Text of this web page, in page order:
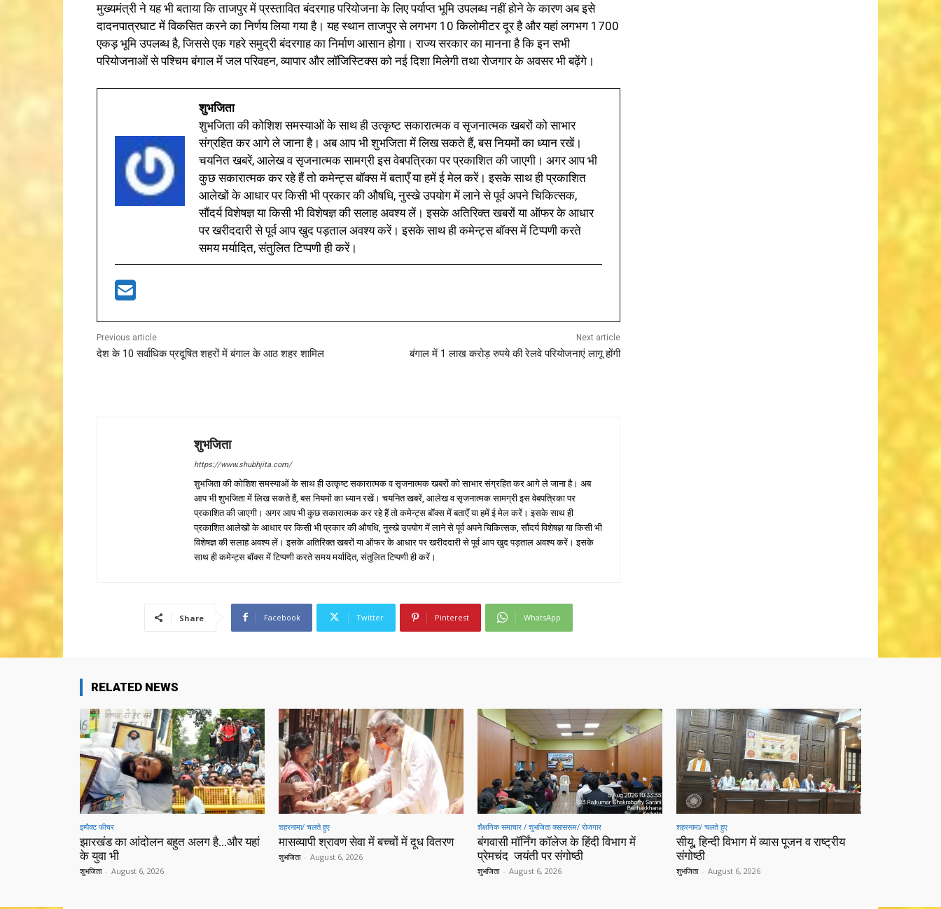
मुख्यमंत्री ने यह भी बताया कि ताजपुर में प्रस्तावित बंदरगाह परियोजना के लिए पर्याप्त भूमि उपलब्ध नहीं होने के कारण अब इसे
दादनपात्रघाट में विकसित करने का निर्णय लिया गया है। यह स्थान ताजपुर से लगभग 10 किलोमीटर दूर है और यहां लगभग 1700
एकड़ भूमि उपलब्ध है, जिससे एक गहरे समुद्री बंदरगाह का निर्माण आसान होगा। राज्य सरकार का मानना है कि इन सभी
परियोजनाओं से पश्चिम बंगाल में जल परिवहन, व्यापार और लॉजिस्टिक्स को नई दिशा मिलेगी तथा रोजगार के अवसर भी बढ़ेंगे।
शुभजिता
शुभजिता की कोशिश समस्याओं के साथ ही उत्कृष्ट सकारात्मक व सृजनात्मक खबरों को साभार
संग्रहित कर आगे ले जाना है। अब आप भी शुभजिता में लिख सकते हैं, बस नियमों का ध्यान रखें।
चयनित खबरें, आलेख व सृजनात्मक सामग्री इस वेबपत्रिका पर प्रकाशित की जाएगी। अगर आप भी
कुछ सकारात्मक कर रहे हैं तो कमेन्ट्स बॉक्स में बताएँ या हमें ई मेल करें। इसके साथ ही प्रकाशित
आलेखों के आधार पर किसी भी प्रकार की औषधि, नुस्खे उपयोग में लाने से पूर्व अपने चिकित्सक,
सौंदर्य विशेषज्ञ या किसी भी विशेषज्ञ की सलाह अवश्य लें। इसके अतिरिक्त खबरों या ऑफर के आधार
पर खरीददारी से पूर्व आप खुद पड़ताल अवश्य करें। इसके साथ ही कमेन्ट्स बॉक्स में टिप्पणी करते
समय मर्यादित, संतुलित टिप्पणी ही करें।
Previous article
देश के 10 सर्वाधिक प्रदूषित शहरों में बंगाल के आठ शहर शामिल
Next article
बंगाल में 1 लाख करोड़ रुपये की रेलवे परियोजनाएं लागू होंगी
शुभजिता
https://www.shubhjita.com/
शुभजिता की कोशिश समस्याओं के साथ ही उत्कृष्ट सकारात्मक व सृजनात्मक खबरों को साभार संग्रहित कर आगे ले जाना है। अब
आप भी शुभजिता में लिख सकते हैं, बस नियमों का ध्यान रखें। चयनित खबरें, आलेख व सृजनात्मक सामग्री इस वेबपत्रिका पर
प्रकाशित की जाएगी। अगर आप भी कुछ सकारात्मक कर रहे हैं तो कमेन्ट्स बॉक्स में बताएँ या हमें ई मेल करें। इसके साथ ही
प्रकाशित आलेखों के आधार पर किसी भी प्रकार की औषधि, नुस्खे उपयोग में लाने से पूर्व अपने चिकित्सक, सौंदर्य विशेषज्ञ या किसी भी
विशेषज्ञ की सलाह अवश्य लें। इसके अतिरिक्त खबरों या ऑफर के आधार पर खरीददारी से पूर्व आप खुद पड़ताल अवश्य करें। इसके
साथ ही कमेन्ट्स बॉक्स में टिप्पणी करते समय मर्यादित, संतुलित टिप्पणी ही करें।
Share Facebook Twitter Pinterest WhatsApp
RELATED NEWS
इम्पैक्ट फीचर
झारखंड का आंदोलन बहुत अलग है…और यहां
के युवा भी
शुभजिता - August 6, 2026
शहरनामा/ चलते हुए
मासव्यापी श्रावण सेवा में बच्चों में दूध वितरण
शुभजिता - August 6, 2026
शैक्षणिक समाचार / शुभजिता क्सासरूम/ रोजगार
बंगवासी मॉर्निंग कॉलेज के हिंदी विभाग में
प्रेमचंद जयंती पर संगोष्ठी
शुभजिता - August 6, 2026
शहरनामा/ चलते हुए
सीयू, हिन्दी विभाग में व्यास पूजन व राष्ट्रीय
संगोष्ठी
शुभजिता - August 6, 2026